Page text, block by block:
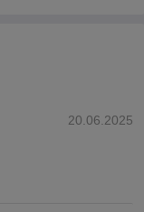
20.06.2025